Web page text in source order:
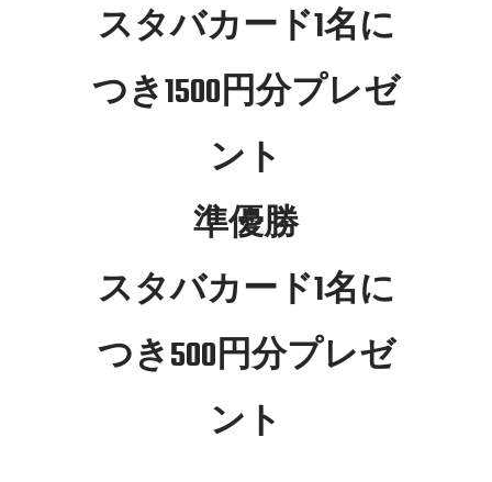
スタバカード1名に
つき1500円分プレゼ
ント
準優勝
スタバカード1名に
つき500円分プレゼ
ント